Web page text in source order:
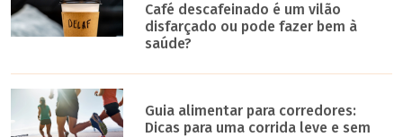
Café descafeinado é um vilão
disfarçado ou pode fazer bem à
saúde?
Guia alimentar para corredores:
Dicas para uma corrida leve e sem